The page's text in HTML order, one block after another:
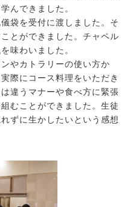
んできました。
袋を受付に渡しました。そ
とができました。チャペル
味わいました。
やカトラリーの使い方か
際にコース料理をいただき
違うマナーや食べ方に緊張
むことができました。生徒
ずに生かしたいという感想